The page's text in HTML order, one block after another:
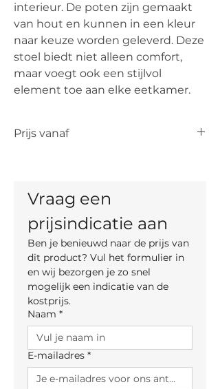
interieur. De poten zijn gemaakt
van hout en kunnen in een kleur
naar keuze worden geleverd. Deze
stoel biedt niet alleen comfort,
maar voegt ook een stijlvol
element toe aan elke eetkamer.
Prijs vanaf
materiaal en, indien mogelijk, maten.
Vraag een
prijsindicatie aan
Ben je benieuwd naar de prijs van
dit product? Vul het formulier in
en wij bezorgen je zo snel
mogelijk een indicatie van de
kostprijs.
Naam *
E-mailadres *